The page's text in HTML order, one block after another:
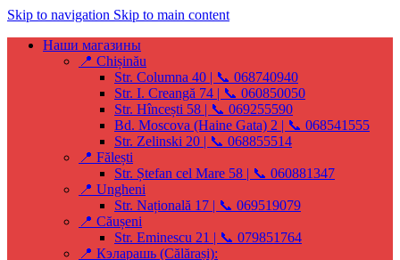
Skip to navigation Skip to main content
Наши магазины
📍 Chișinău
Str. Columna 40 | 📞 068740940
Str. I. Creangă 74 | 📞 060850050
Str. Hîncești 58 | 📞 069255590
Bd. Moscova (Haine Gata) 2 | 📞 068541555
Str. Zelinski 20 | 📞 068855514
📍 Fălești
Str. Ștefan cel Mare 58 | 📞 060881347
📍 Ungheni
Str. Națională 17 | 📞 069519079
📍 Căușeni
Str. Eminescu 21 | 📞 079851764
📍 Кэларашь (Călărași):